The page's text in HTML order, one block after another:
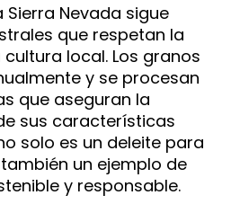
Sierra Nevada sigue
que respetan la
local. Los granos
y se procesan
que aseguran la
sus características
solo es un deleite para
un ejemplo de
y responsable.